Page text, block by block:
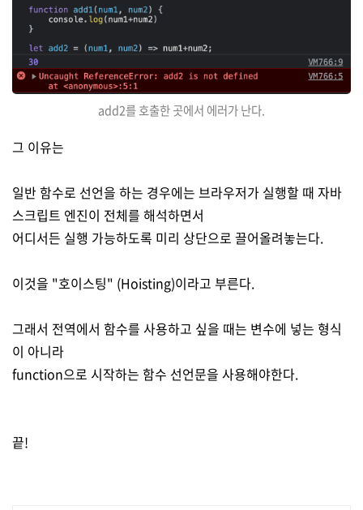
add2를 호출한 곳에서 에러가 난다.
그 이유는
일반 함수로 선언을 하는 경우에는 브라우저가 실행할 때 자바
스크립트 엔진이 전체를 해석하면서
어디서든 실행 가능하도록 미리 상단으로 끌어올려놓는다.
이것을 "호이스팅" (Hoisting)이라고 부른다.
그래서 전역에서 함수를 사용하고 싶을 때는 변수에 넣는 형식
이 아니라
function으로 시작하는 함수 선언문을 사용해야한다.
끝!